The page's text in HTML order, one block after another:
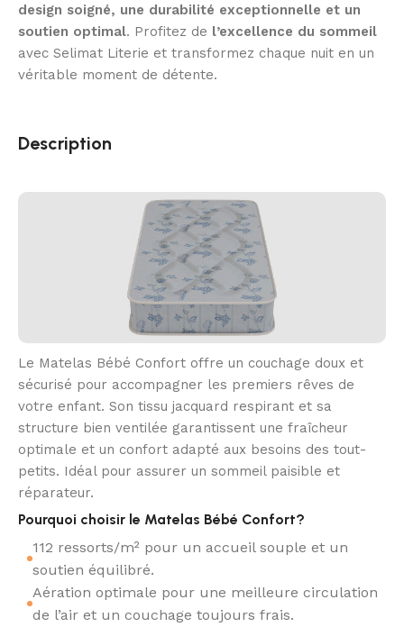
design soigné, une durabilité exceptionnelle et un
soutien optimal. Profitez de l’excellence du sommeil
avec Selimat Literie et transformez chaque nuit en un
véritable moment de détente.
Description
Le Matelas Bébé Confort offre un couchage doux et
sécurisé pour accompagner les premiers rêves de
votre enfant. Son tissu jacquard respirant et sa
structure bien ventilée garantissent une fraîcheur
optimale et un confort adapté aux besoins des tout-
petits. Idéal pour assurer un sommeil paisible et
réparateur.
Pourquoi choisir le Matelas Bébé Confort?
112 ressorts/m² pour un accueil souple et un
soutien équilibré.
Aération optimale pour une meilleure circulation
de l’air et un couchage toujours frais.